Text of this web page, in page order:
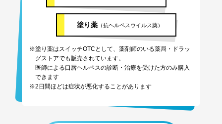
塗り薬（抗ヘルペスウイルス薬）
※塗り薬はスイッチOTCとして、薬剤師のいる薬局・ドラッ
グストアでも販売されています。
医師による⼝唇ヘルペスの診断・治療を受けた⽅のみ購⼊
できます
※2日間ほどは症状が悪化することがあります